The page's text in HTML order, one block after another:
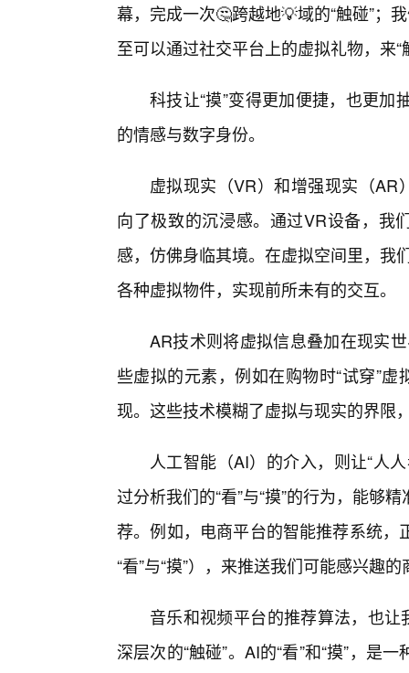
幕，完成一次🤔跨越地💡域的“触碰”；
至可以通过社交平台上的虚拟礼物，来
科技让“摸”变得更加便捷，也更
的情感与数字身份。
虚拟现实（VR）和增强现实（AR
向了极致的沉浸感。通过VR设备，我
感，仿佛身临其境。在虚拟空间里，我
各种虚拟物件，实现前所未有的交互。
AR技术则将虚拟信息叠加在现实
些虚拟的元素，例如在购物时“试穿”
现。这些技术模糊了虚拟与现实的界限
人工智能（AI）的介入，则让“人
过分析我们的“看”与“摸”的行为，能够
荐。例如，电商平台的智能推荐系统
“看”与“摸”），来推送我们可能感兴趣的
音乐和视频平台的推荐算法，也让
深层次的“触碰”。AI的“看”和“摸”，是